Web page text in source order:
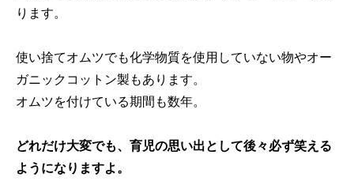
ります。
使い捨てオムツでも化学物質を使用していない物やオー
ガニックコットン製もあります。
オムツを付けている期間も数年。
どれだけ大変でも、育児の思い出として後々必ず笑える
ようになりますよ。